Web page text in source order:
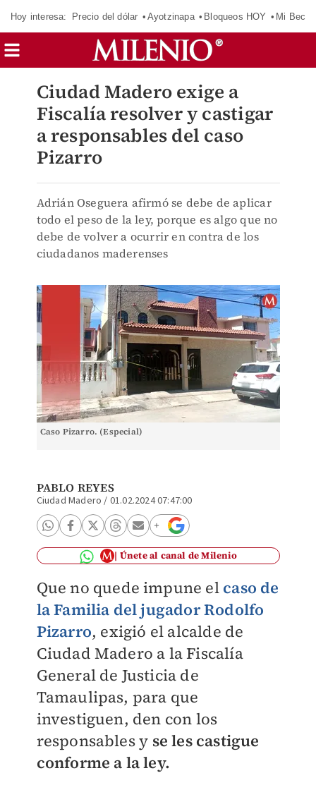
Hoy interesa: Precio del dólar Ayotzinapa Bloqueos HOY Mi Beca
Ciudad Madero exige a
Fiscalía resolver y castigar
a responsables del caso
Pizarro
Adrián Oseguera afirmó se debe de aplicar
todo el peso de la ley, porque es algo que no
debe de volver a ocurrir en contra de los
ciudadanos maderenses
Caso Pizarro. (Especial)
PABLO REYES
Ciudad Madero / 01.02.2024 07:47:00
Únete al canal de Milenio
Que no quede impune el caso de
la Familia del jugador Rodolfo
Pizarro, exigió el alcalde de
Ciudad Madero a la Fiscalía
General de Justicia de
Tamaulipas, para que
investiguen, den con los
responsables y se les castigue
conforme a la ley.